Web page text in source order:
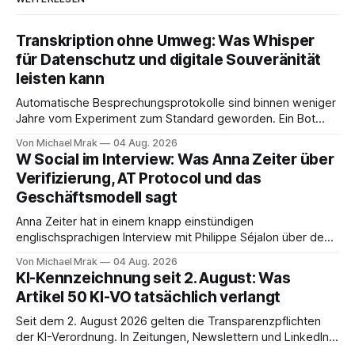
Transkription ohne Umweg: Was Whisper
für Datenschutz und digitale Souveränität
leisten kann
Automatische Besprechungsprotokolle sind binnen weniger
Jahre vom Experiment zum Standard geworden. Ein Bot
Ende eine Zusammenfassung samt Aufgabenliste. Das
funktioniert gut. Die Frage, die regelmäßig untergeht, lautet:
Wo genau liegt das Audio, wer verarbeitet es und unter
welcher Rechtsgrundlage? Es gibt
Von Michael Mrak 04 Aug. 2026
W Social im Interview: Was Anna Zeiter über
Verifizierung, AT Protocol und das
Geschäftsmodell sagt
Anna Zeiter hat in einem knapp einstündigen
englischsprachigen Interview mit Philippe Séjalon über den
über zehn Jahre Datenschutzbeauftragte bei eBay und hat
zum Thema Meinungsfreiheit promoviert. Das Gespräch ist
inhaltlich dichter als die meisten Kurzinterviews zum Thema
und beantwortet einige Fragen,
Von Michael Mrak 04 Aug. 2026
KI-Kennzeichnung seit 2. August: Was
Artikel 50 KI-VO tatsächlich verlangt
Seit dem 2. August 2026 gelten die Transparenzpflichten
der KI-Verordnung. In Zeitungen, Newslettern und LinkedIn-